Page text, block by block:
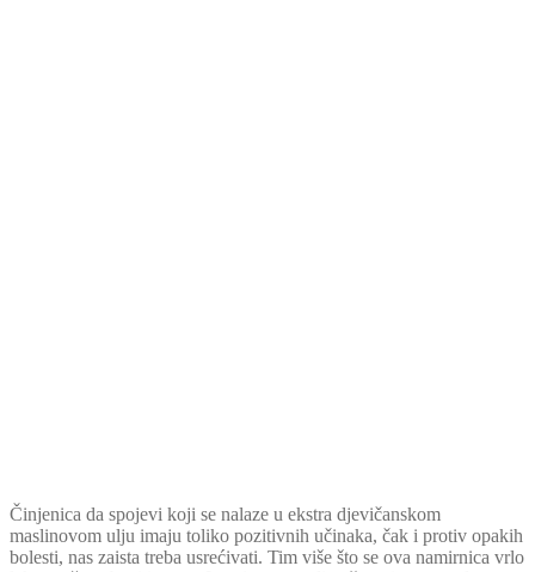
Činjenica da spojevi koji se nalaze u ekstra djevičanskom
maslinovom ulju imaju toliko pozitivnih učinaka, čak i protiv opakih
bolesti, nas zaista treba usrećivati. Tim više što se ova namirnica vrlo